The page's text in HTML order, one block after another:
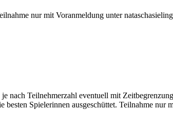
nur mit Voranmeldung unter
nach Teilnehmerzahl eventuell mit
Spielerinnen ausgeschüttet. Teilnahme nur